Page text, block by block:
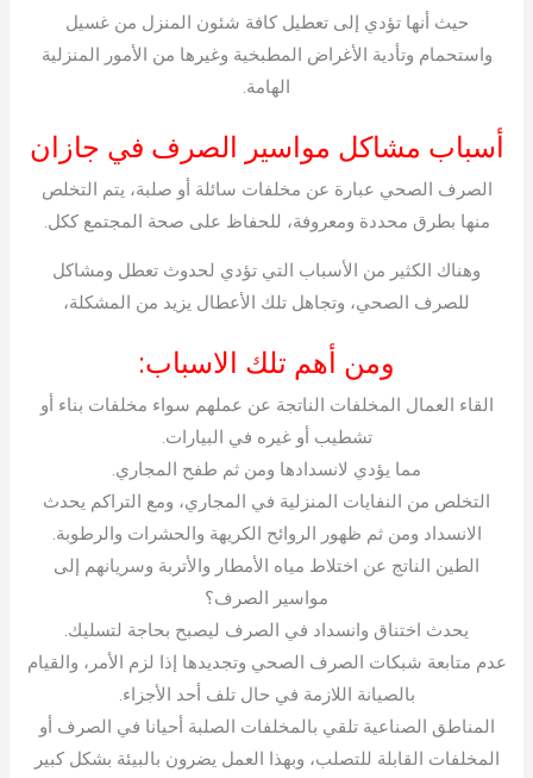
حيث أنها تؤدي إلى تعطيل كافة شئون المنزل من غسيل
واستحمام وتأدية الأغراض المطبخية وغيرها من الأمور المنزلية
الهامة.
أسباب مشاكل مواسير الصرف في جازان
الصرف الصحي عبارة عن مخلفات سائلة أو صلبة، يتم التخلص
منها بطرق محددة ومعروفة، للحفاظ على صحة المجتمع ككل.
وهناك الكثير من الأسباب التي تؤدي لحدوث تعطل ومشاكل
للصرف الصحي، وتجاهل تلك الأعطال يزيد من المشكلة،
ومن أهم تلك الاسباب:
القاء العمال المخلفات الناتجة عن عملهم سواء مخلفات بناء أو
تشطيب أو غيره في البيارات.
مما يؤدي لانسدادها ومن ثم طفح المجاري.
التخلص من النفايات المنزلية في المجاري، ومع التراكم يحدث
الانسداد ومن ثم ظهور الروائح الكريهة والحشرات والرطوبة.
الطين الناتج عن اختلاط مياه الأمطار والأتربة وسريانهم إلى
مواسير الصرف؟
يحدث اختناق وانسداد في الصرف ليصبح بحاجة لتسليك.
عدم متابعة شبكات الصرف الصحي وتجديدها إذا لزم الأمر، والقيام
بالصيانة اللازمة في حال تلف أحد الأجزاء.
المناطق الصناعية تلقي بالمخلفات الصلبة أحيانا في الصرف أو
المخلفات القابلة للتصلب، وبهذا العمل يضرون بالبيئة بشكل كبير